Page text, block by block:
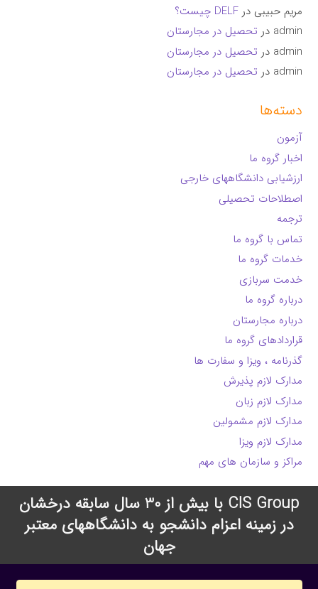
مریم حبیبی درDELF چیست؟
admin در تحصیل در مجارستان
admin در تحصیل در مجارستان
admin در تحصیل در مجارستان
دسته‌ها
آزمون
اخبار گروه ما
ارزشیابی دانشگاههای خارجی
اصطلاحات تحصیلی
ترجمه
تماس با گروه ما
خدمات گروه ما
خدمت سربازی
درباره گروه ما
درباره مجارستان
قراردادهای گروه ما
گذرنامه ، ویزا و سفارت ها
مدارک لازم پذیرش
مدارک لازم زبان
مدارک لازم مشمولین
مدارک لازم ویزا
مراکز و سازمان های مهم
CIS Group با بیش از 30 سال سابقه درخشان
در زمینه اعزام دانشجو به دانشگاههای معتبر
جهان